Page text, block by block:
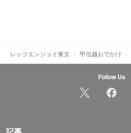
レッツエンジョイ東京 甲信越おでかけ
Follow Us